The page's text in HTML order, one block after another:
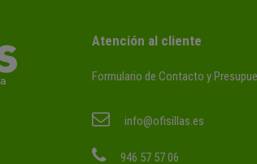
Atención al cliente
Formulario de Contacto y
info@ofisillas.es
946 57 57 06